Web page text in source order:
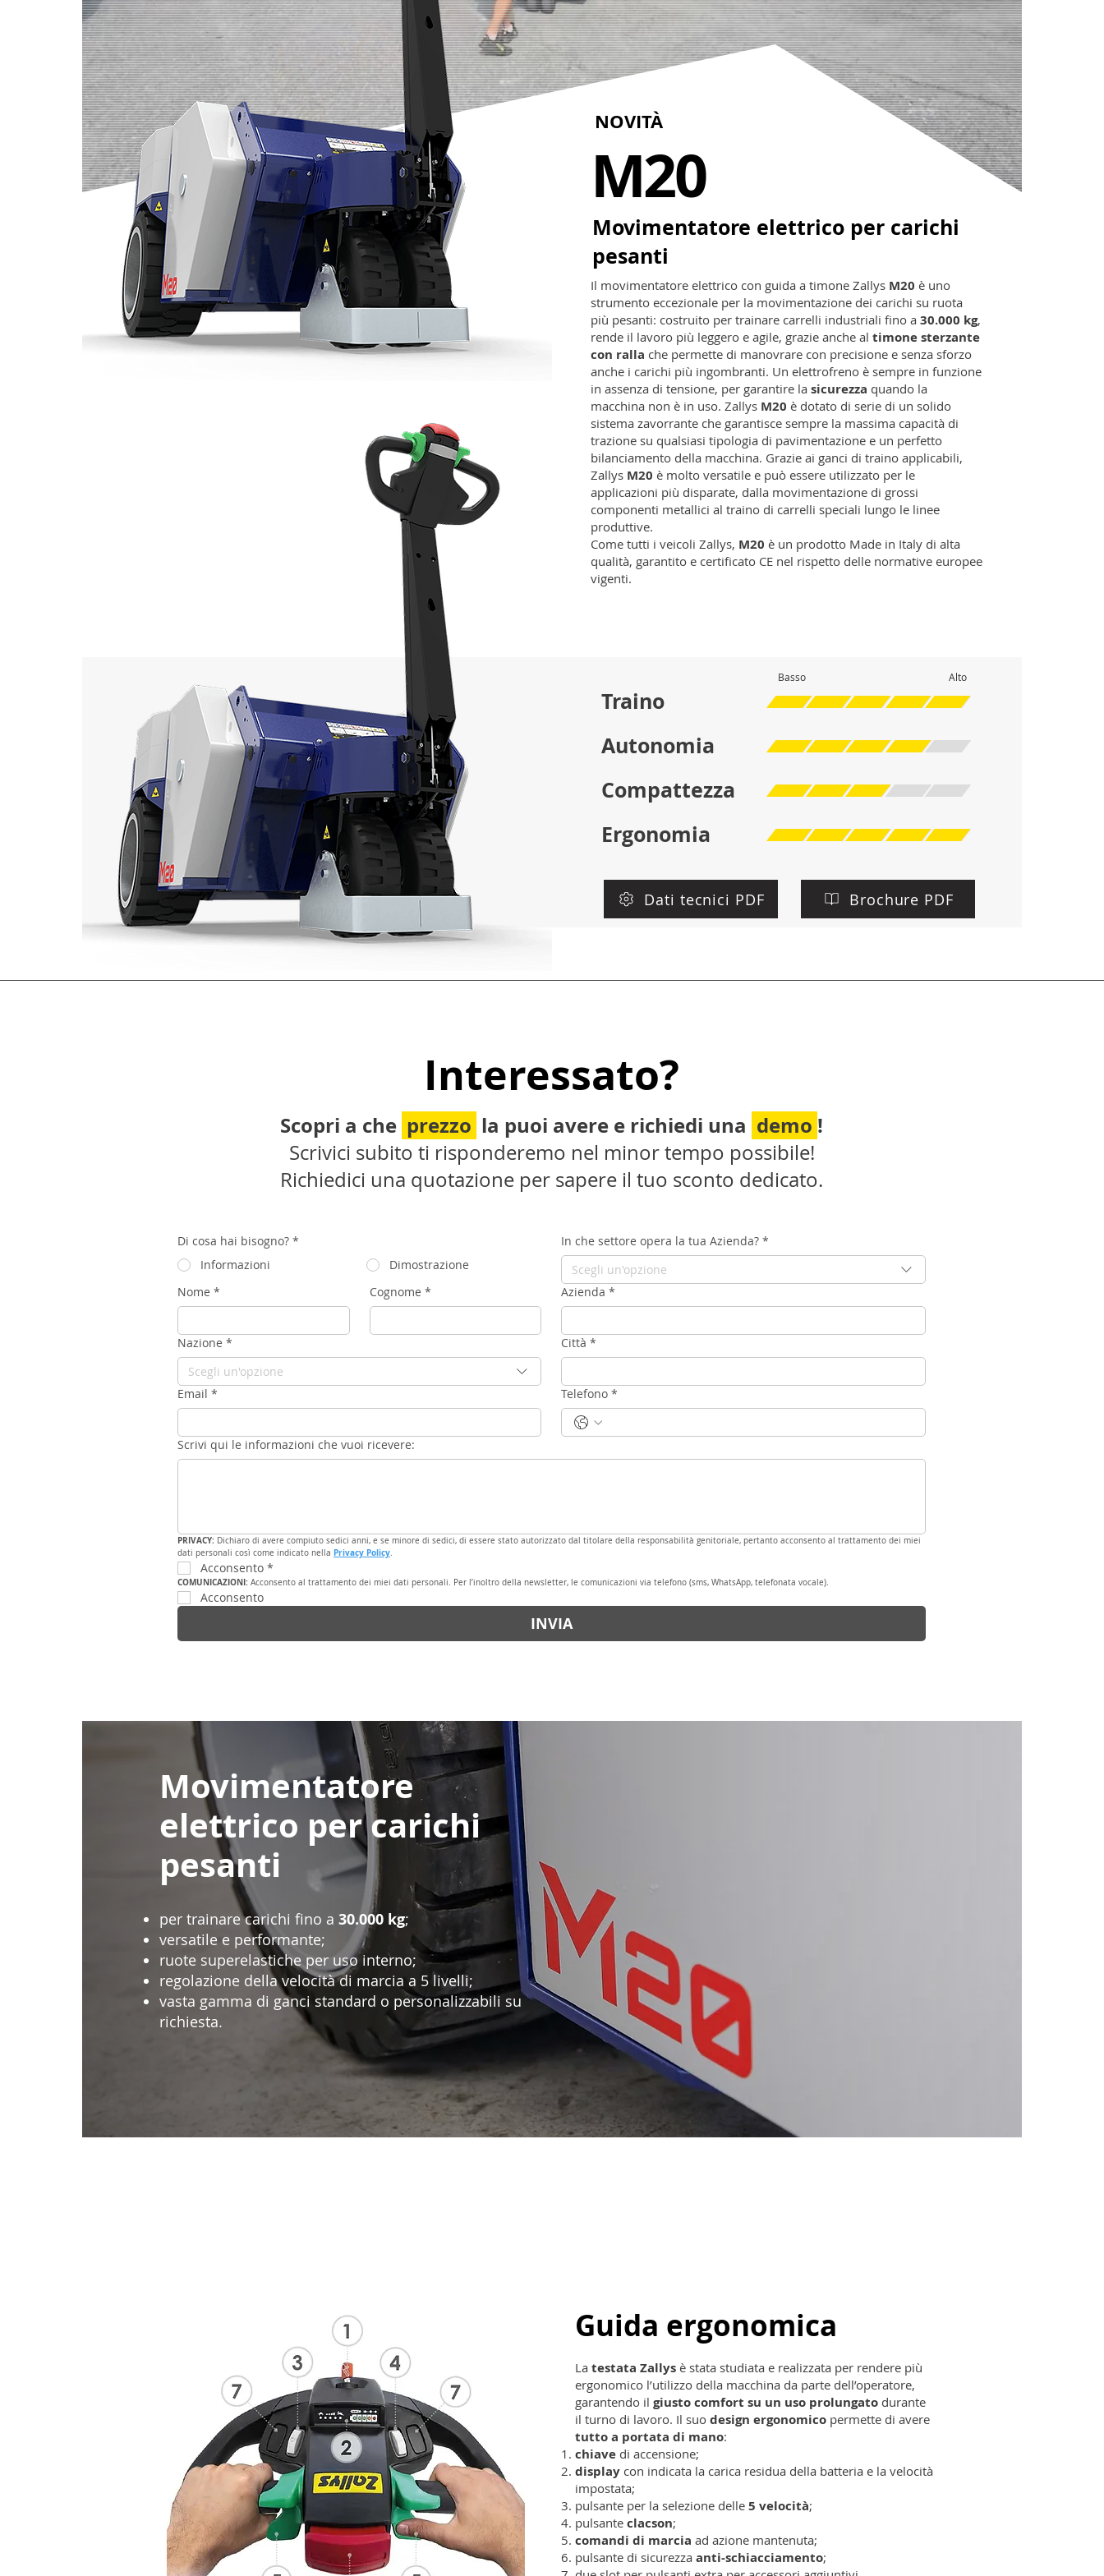
NOVITÀ
M20
Movimentatore elettrico per carichi
pesanti
Il movimentatore elettrico con guida a timone Zallys M20 è uno
strumento eccezionale per la movimentazione dei carichi su ruota
più pesanti: costruito per trainare carrelli industriali fino a 30.000 kg,
rende il lavoro più leggero e agile, grazie anche al timone sterzante
con ralla che permette di manovrare con precisione e senza sforzo
anche i carichi più ingombranti. Un elettrofreno è sempre in funzione
in assenza di tensione, per garantire la sicurezza quando la
macchina non è in uso. Zallys M20 è dotato di serie di un solido
sistema zavorrante che garantisce sempre la massima capacità di
trazione su qualsiasi tipologia di pavimentazione e un perfetto
bilanciamento della macchina. Grazie ai ganci di traino applicabili,
Zallys M20 è molto versatile e può essere utilizzato per le
applicazioni più disparate, dalla movimentazione di grossi
componenti metallici al traino di carrelli speciali lungo le linee
produttive.
Come tutti i veicoli Zallys, M20 è un prodotto Made in Italy di alta
qualità, garantito e certificato CE nel rispetto delle normative europee
vigenti.
Basso Alto
Traino
Autonomia
Compattezza
Ergonomia
Dati tecnici PDF Brochure PDF
Interessato?
Scopri a che prezzo la puoi avere e richiedi una demo !
Scrivici subito ti risponderemo nel minor tempo possibile!
Richiedici una quotazione per sapere il tuo sconto dedicato.
Di cosa hai bisogno? *
Informazioni
Dimostrazione
In che settore opera la tua Azienda? *
Scegli un'opzione
Nome * Cognome * Azienda *
Nazione *
Scegli un'opzione
Città *
Email * Telefono *
Scrivi qui le informazioni che vuoi ricevere:
PRIVACY: Dichiaro di avere compiuto sedici anni, e se minore di sedici, di essere stato autorizzato dal titolare della responsabilità genitoriale, pertanto acconsento al trattamento dei miei
dati personali così come indicato nella Privacy Policy.
Acconsento *
COMUNICAZIONI: Acconsento al trattamento dei miei dati personali. Per l’inoltro della newsletter, le comunicazioni via telefono (sms, WhatsApp, telefonata vocale).
Acconsento
INVIA
La testata Zallys è stata studiata e realizzata per rendere più
ergonomico l’utilizzo della macchina da parte dell’operatore,
garantendo il giusto comfort su un uso prolungato durante
il turno di lavoro. Il suo design ergonomico permette di avere
tutto a portata di mano:
chiave di accensione;
display con indicata la carica residua della batteria e la velocità
impostata;
pulsante per la selezione delle 5 velocità;
pulsante clacson;
comandi di marcia ad azione mantenuta;
pulsante di sicurezza anti-schiacciamento;
Guida ergonomica
Movimentatore
elettrico per carichi
pesanti
per trainare carichi fino a 30.000 kg;
versatile e performante;
ruote superelastiche per uso interno;
regolazione della velocità di marcia a 5 livelli;
vasta gamma di ganci standard o personalizzabili su
richiesta.